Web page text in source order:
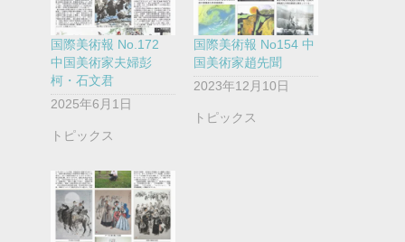
国際美術報 No.172
中国美術家夫婦彭
柯・石文君
2025年6月1日
トピックス
国際美術報 No154 中
国美術家趙先聞
2023年12月10日
トピックス